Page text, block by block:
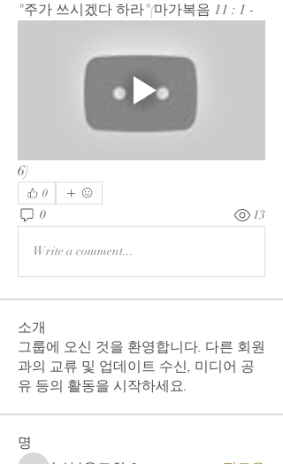
"주가 쓰시겠다 하라"(마가복음 11 : 1 -
6)
0
0 13
Write a comment...
소개
그룹에 오신 것을 환영합니다. 다른 회원
과의 교류 및 업데이트 수신, 미디어 공
유 등의 활동을 시작하세요.
명